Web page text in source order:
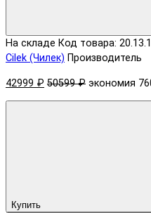
На складе Код товара:
Cilek (Чилек) Производитель
42999 ₽ 50599 ₽ экономия
Купить